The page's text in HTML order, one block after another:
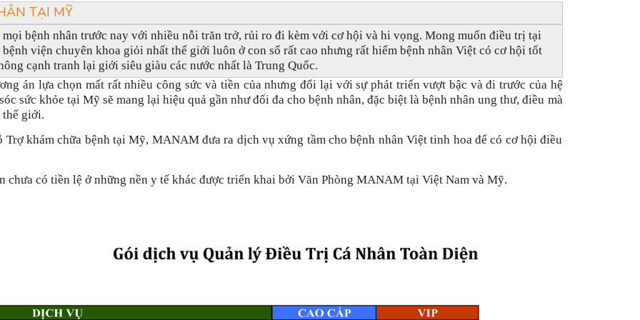
TẠI MỸ
bệnh nhân trước nay với nhiều nỗi trăn trở, rủi ro đi kèm với cơ hội và hi vọng. Mong muốn điều trị tại
viện chuyên khoa giỏi nhất thế giới luôn ở con số rất cao nhưng rất hiếm bệnh nhân Việt có cơ hội tốt
cạnh tranh lại giới siêu giàu các nước nhất là Trung Quốc.
án lựa chọn mất rất nhiều công sức và tiền của nhưng đổi lại với sự phát triển vượt bậc và đi trước của hệ
sức khỏe tại Mỹ sẽ mang lại hiệu quả gần như đối đa cho bệnh nhân, đặc biệt là bệnh nhân ung thư, điều mà
thế giới.
khám chữa bệnh tại Mỹ, MANAM đưa ra dịch vụ xứng tầm cho bệnh nhân Việt tinh hoa để có cơ hội điều
chưa có tiền lệ ở những nền y tế khác được triển khai bởi Văn Phòng MANAM tại Việt Nam và Mỹ.